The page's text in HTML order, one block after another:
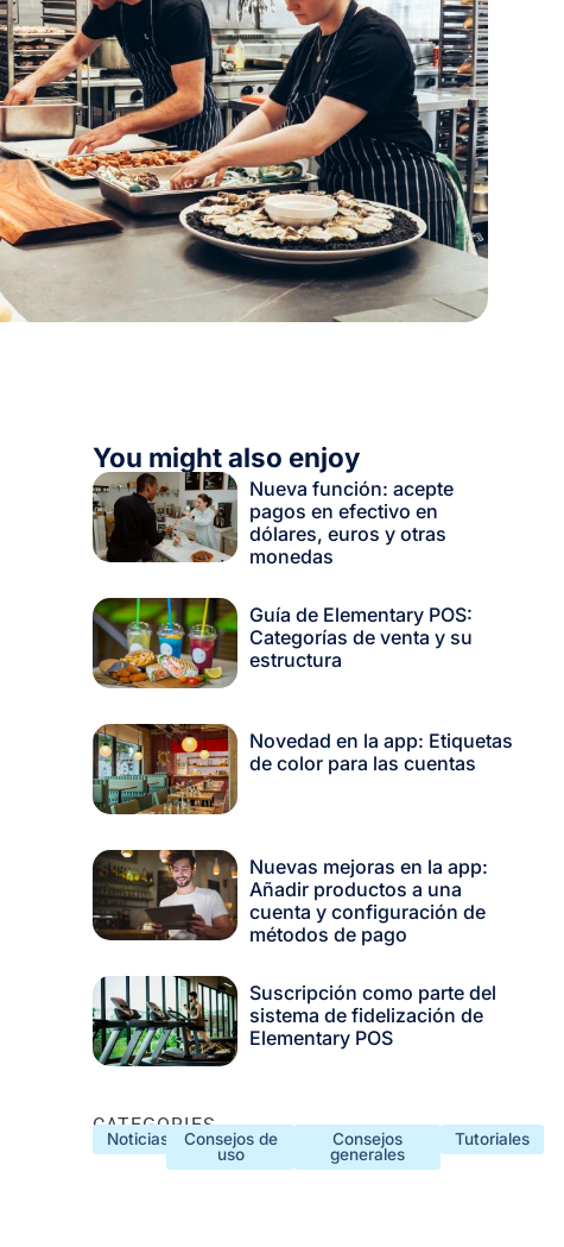
You might also enjoy
Nueva función: acepte
pagos en efectivo en
dólares, euros y otras
monedas
Guía de Elementary POS:
Categorías de venta y su
estructura
Novedad en la app: Etiquetas
de color para las cuentas
Nuevas mejoras en la app:
Añadir productos a una
cuenta y configuración de
métodos de pago
Suscripción como parte del
sistema de fidelización de
Elementary POS
CATEGORIES
Noticias
Consejos de
uso
Consejos
generales
Tutoriales